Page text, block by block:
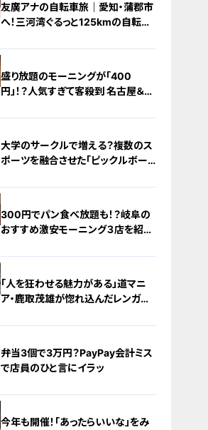
友廣アナの自転車旅｜愛知・蒲郡市
へ！三河湾ぐるっと125kmの自転車
盛り放題のモーニングが「400
円」！？人気すぎて客殺到 名古屋＆岐
大学のサークルで増える？複数のス
ポーツを融合させた「ピックルボー
300円でパン食べ放題も！？岐阜の
おすすめ激安モーニング３店を紹
「人を狂わせる魅力がある」道マニ
ア・鹿取茂雄が惚れ込んだレンガの
弁当3個で3万円？PayPay会計ミス
で店員のひと言にイラッ
今年も開催！「あったらいいな」をみ